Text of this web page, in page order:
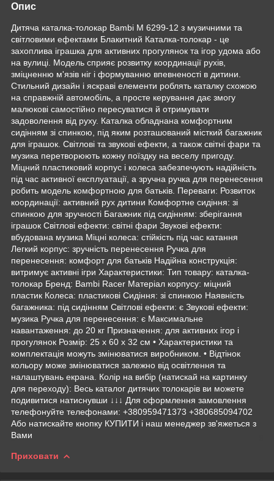
Опис
Дитяча каталка-толокар Bambi M 6299-12 з музичними та
світловими ефектами Блакитний Каталка-толокар - це
захоплива іграшка для активних прогулянок та ігор удома або
на вулиці. Модель сприяє розвитку координації рухів,
зміцненню м'язів ніг і формуванню впевненості в дитини.
Стильний дизайн і яскраві елементи роблять каталку схожою
на справжній автомобіль, а просте керування дає змогу
малюкові самостійно пересуватися й отримувати
задоволення від руху. Каталка обладнана комфортним
сидінням зі спинкою, під яким розташований місткий багажник
для іграшок. Світлові та звукові ефекти, а також світні фари та
музика перетворюють кожну поїздку на веселу пригоду.
Міцний пластиковий корпус і колеса забезпечують надійність
під час активної експлуатації, а зручна ручка для перенесення
робить модель комфортною для батьків. Переваги: Розвиток
координації: активний рух дитини Комфортне сидіння: зі
спинкою для зручності Багажник під сидінням: зберігання
іграшок Світлові ефекти: світні фари Звукові ефекти:
вбудована музика Міцні колеса: стійкість під час катання
Легкий корпус: зручність перенесення Ручка для
перенесення: комфорт для батьків Надійна конструкція:
витримує активні ігри Характеристики: Тип товару: каталка-
толокар Бренд: Bambi Racer Матеріал корпусу: міцний
пластик Колеса: пластикові Сидіння: зі спинкою Наявність
багажника: під сидінням Світлові ефекти: є Звукові ефекти:
музика Ручка для перенесення: є Максимальне
навантаження: до 20 кг Призначення: для активних ігор і
прогулянок Розмір: 25 х 60 х 32 см • Характеристики та
комплектація можуть змінюватися виробником. • Відтінок
кольору може змінюватися залежно від освітлення та
налаштувань екрана. Колір на вибір (натискай на картинку
для переходу): Весь каталог дитячих толокарів ви можете
подивитися натиснувши ↓↓↓ Для оформлення замовлення
телефонуйте телефонами: +380959471373 +380685094702
Або натискайте кнопку КУПИТИ і наш менеджер зв'яжеться з
Вами
Приховати